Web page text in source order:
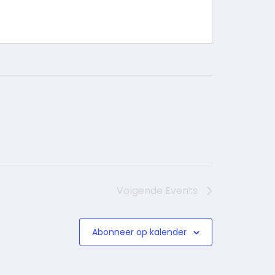
Volgende Events
Abonneer op kalender